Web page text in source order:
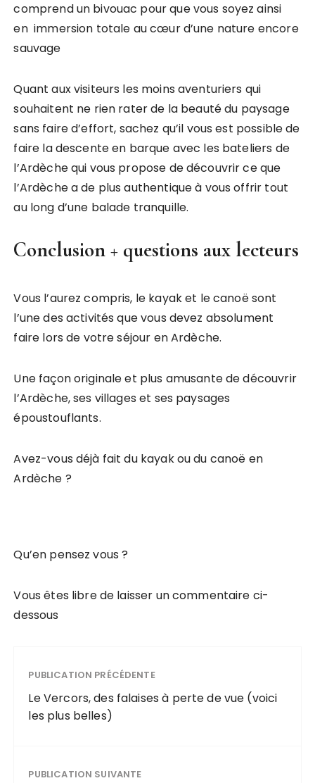
comprend un bivouac pour que vous soyez ainsi
en immersion totale au cœur d’une nature encore
sauvage
Quant aux visiteurs les moins aventuriers qui
souhaitent ne rien rater de la beauté du paysage
sans faire d’effort, sachez qu’il vous est possible de
faire la descente en barque avec les bateliers de
l’Ardèche qui vous propose de découvrir ce que
l’Ardèche a de plus authentique à vous offrir tout
au long d’une balade tranquille.
Conclusion + questions aux lecteurs
Vous l’aurez compris, le kayak et le canoë sont
l’une des activités que vous devez absolument
faire lors de votre séjour en Ardèche.
Une façon originale et plus amusante de découvrir
l’Ardèche, ses villages et ses paysages
époustouflants.
Avez-vous déjà fait du kayak ou du canoë en
Ardèche ?
Qu’en pensez vous ?
Vous êtes libre de laisser un commentaire ci-
dessous
PUBLICATION PRÉCÉDENTE
Le Vercors, des falaises à perte de vue (voici
les plus belles)
PUBLICATION SUIVANTE